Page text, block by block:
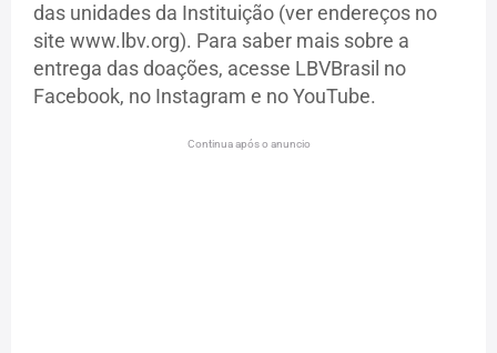
das unidades da Instituição (ver endereços no
site www.lbv.org). Para saber mais sobre a
entrega das doações, acesse LBVBrasil no
Facebook, no Instagram e no YouTube.
Continua após o anuncio